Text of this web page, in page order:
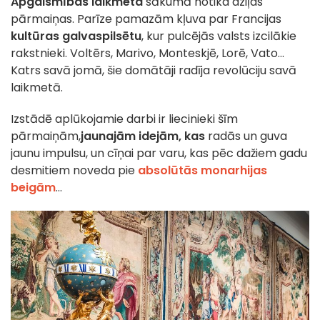
pārmaiņas. Parīze pamazām kļuva par Francijas
kultūras galvaspilsētu, kur pulcējās valsts izcilākie
rakstnieki. Voltērs, Marivo, Monteskjē, Lorē, Vato...
Katrs savā jomā, šie domātāji radīja revolūciju savā
laikmetā.
Izstādē aplūkojamie darbi ir liecinieki šīm
pārmaiņām,jaunajām idejām, kas radās un guva
jaunu impulsu, un cīņai par varu, kas pēc dažiem gadu
desmitiem noveda pie absolūtās monarhijas
beigām...